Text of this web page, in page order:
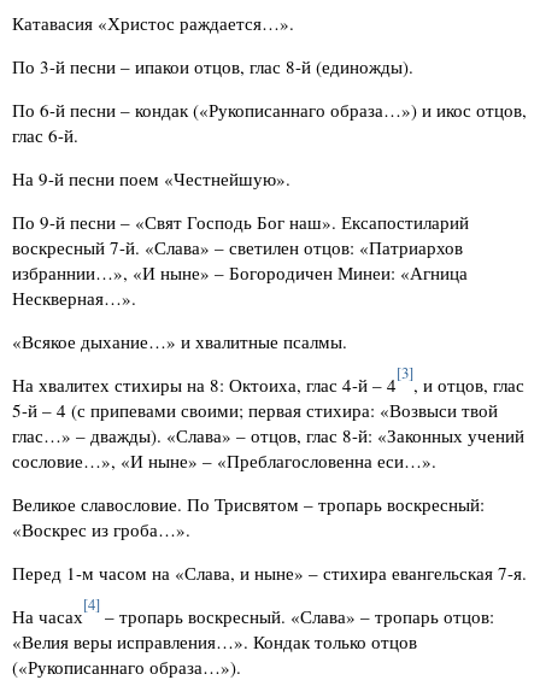
Катавасия «Христос раждается…».
По 3-й песни – ипакои отцов, глас 8-й (единожды).
По 6-й песни – кондак («Рукописаннаго образа…») и икос отцов,
глас 6-й.
На 9-й песни поем «Честнейшую».
По 9-й песни – «Свят Господь Бог наш». Ексапостиларий
воскресный 7-й. «Слава» – светилен отцов: «Патриархов
избраннии…», «И ныне» – Богородичен Минеи: «Агница
Нескверная…».
«Всякое дыхание…» и хвалитные псалмы.
На хвалитех стихиры на 8: Октоиха, глас 4-й – 4[3], и отцов, глас
5-й – 4 (с припевами своими; первая стихира: «Возвыси твой
глас…» – дважды). «Слава» – отцов, глас 8-й: «Законных учений
сословие…», «И ныне» – «Преблагословенна еси…».
Великое славословие. По Трисвятом – тропарь воскресный:
«Воскрес из гроба…».
Перед 1-м часом на «Слава, и ныне» – стихира евангельская 7-я.
На часах[4] – тропарь воскресный. «Слава» – тропарь отцов:
«Велия веры исправления…». Кондак только отцов
(«Рукописаннаго образа…»).